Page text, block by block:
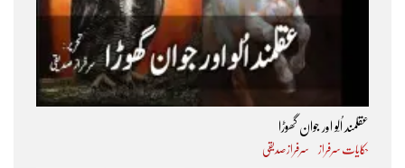
عقلمند اُلّو اور جوان گھوڑا
حکایات سرفراز سرفراز صدیقی